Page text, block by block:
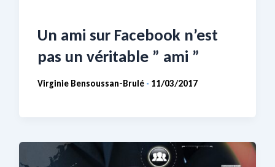
Un ami sur Facebook n’est
pas un véritable ” ami ”
Virginie Bensoussan-Brulé - 11/03/2017